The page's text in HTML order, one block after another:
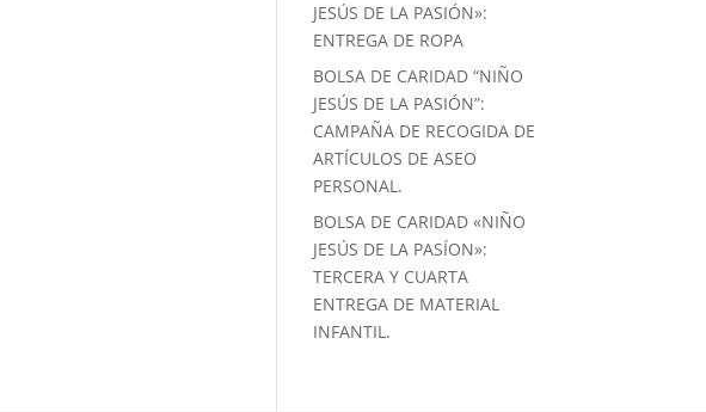
JESÚS DE LA PASIÓN»:
ENTREGA DE ROPA
BOLSA DE CARIDAD “NIÑO
JESÚS DE LA PASIÓN”:
CAMPAÑA DE RECOGIDA DE
ARTÍCULOS DE ASEO
PERSONAL.
BOLSA DE CARIDAD «NIÑO
JESÚS DE LA PASÍON»:
TERCERA Y CUARTA
ENTREGA DE MATERIAL
INFANTIL.